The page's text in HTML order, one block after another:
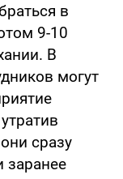
в
9-10
В
могут
сразу
заранее